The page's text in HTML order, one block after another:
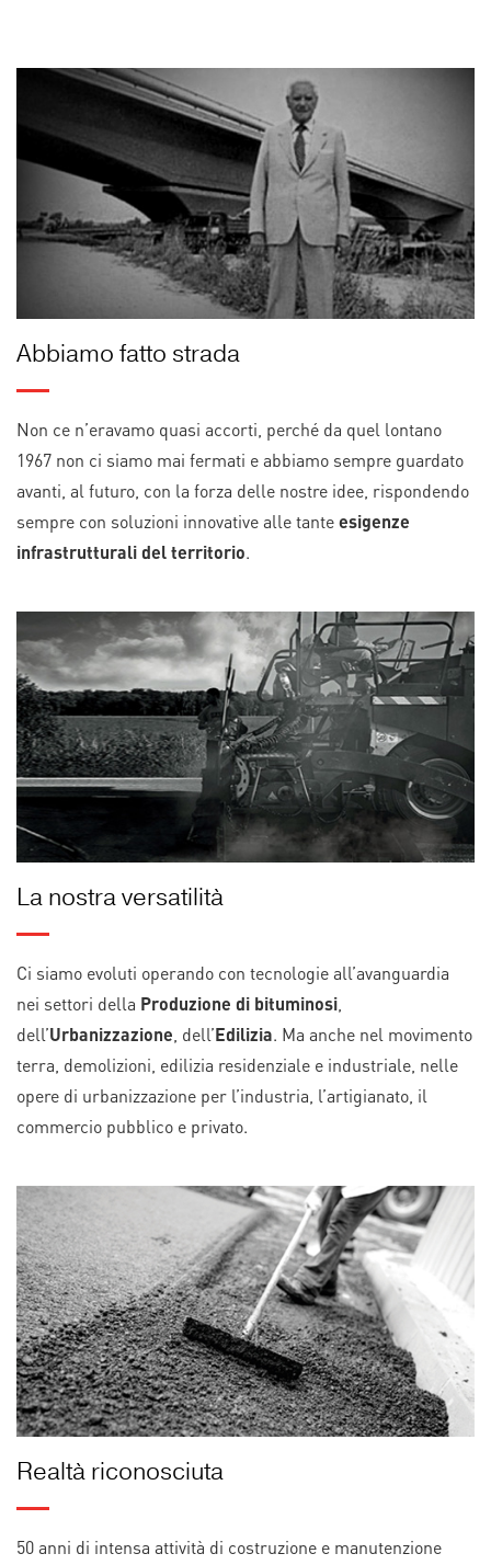
Abbiamo fatto strada
Non ce n’eravamo quasi accorti, perché da quel lontano
1967 non ci siamo mai fermati e abbiamo sempre guardato
avanti, al futuro, con la forza delle nostre idee, rispondendo
sempre con soluzioni innovative alle tanteesigenze
infrastrutturali del territorio.
La nostra versatilità
Ci siamo evoluti operando con tecnologie all’avanguardia
nei settori della Produzione di bituminosi
dell’Urbanizzazione , dell’Edilizia. Ma anche nel movimento
terra, demolizioni, edilizia residenziale e industriale, nelle
opere di urbanizzazione per l’industria, l’artigianato, il
commercio pubblico e privato.
Realtà riconosciuta
50 anni di intensa attività di costruzione e manutenzione